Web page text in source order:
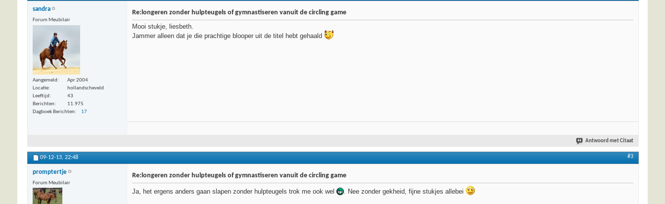
sandra
Forum Meubilair
Aangemeld
Apr 2004
Locatie
hollandscheveld
Leeftijd
43
Berichten
11.975
Dagboek Berichten
17
Re:longeren zonder hulpteugels of gymnastiseren vanuit de circling game
Mooi stukje, liesbeth.
Jammer alleen dat je die prachtige blooper uit de titel hebt gehaald
Antwoord met Citaat
09-12-13, 22:48 #3
promptertje
Forum Meubilair
Re:longeren zonder hulpteugels of gymnastiseren vanuit de circling game
Ja, het ergens anders gaan slapen zonder hulpteugels trok me ook wel . Nee zonder gekheid, fijne stukjes allebei